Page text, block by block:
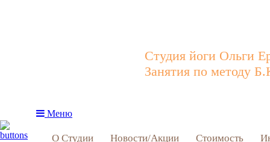
Студия йоги Ольги
Занятия по методу
Меню
О Студии Новости/Акции Стоимость